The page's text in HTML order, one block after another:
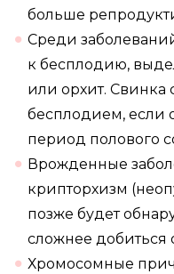
больше
Среди
к бесплодию,
или орхит. Свинка
бесплодием, если
период полового
Врожденные
крипторхизм
позже будет
сложнее добиться
Хромосомные